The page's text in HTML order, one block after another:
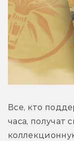
Все, кто
часа, получат